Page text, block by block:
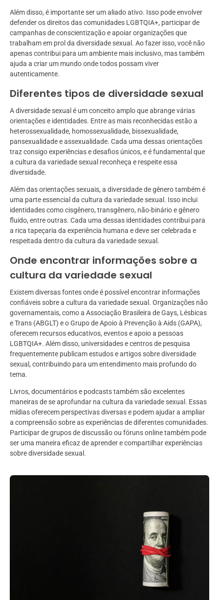
Além disso, é importante ser um aliado ativo. Isso pode envolver
defender os direitos das comunidades LGBTQIA+, participar de
campanhas de conscientização e apoiar organizações que
trabalham em prol da diversidade sexual. Ao fazer isso, você não
apenas contribui para um ambiente mais inclusivo, mas também
ajuda a criar um mundo onde todos possam viver
autenticamente.
Diferentes tipos de diversidade sexual
A diversidade sexual é um conceito amplo que abrange várias
orientações e identidades. Entre as mais reconhecidas estão a
heterossexualidade, homossexualidade, bissexualidade,
pansexualidade e assexualidade. Cada uma dessas orientações
traz consigo experiências e desafios únicos, e é fundamental que
a cultura da variedade sexual reconheça e respeite essa
diversidade.
Além das orientações sexuais, a diversidade de gênero também é
uma parte essencial da cultura da variedade sexual. Isso inclui
identidades como cisgênero, transgênero, não-binário e gênero
fluido, entre outras. Cada uma dessas identidades contribui para
a rica tapeçaria da experiência humana e deve ser celebrada e
respeitada dentro da cultura da variedade sexual.
Onde encontrar informações sobre a
cultura da variedade sexual
Existem diversas fontes onde é possível encontrar informações
confiáveis sobre a cultura da variedade sexual. Organizações não
governamentais, como a Associação Brasileira de Gays, Lésbicas
e Trans (ABGLT) e o Grupo de Apoio à Prevenção à Aids (GAPA),
oferecem recursos educativos, eventos e apoio a pessoas
LGBTQIA+. Além disso, universidades e centros de pesquisa
frequentemente publicam estudos e artigos sobre diversidade
sexual, contribuindo para um entendimento mais profundo do
tema.
Livros, documentários e podcasts também são excelentes
maneiras de se aprofundar na cultura da variedade sexual. Essas
mídias oferecem perspectivas diversas e podem ajudar a ampliar
a compreensão sobre as experiências de diferentes comunidades.
Participar de grupos de discussão ou fóruns online também pode
ser uma maneira eficaz de aprender e compartilhar experiências
sobre diversidade sexual.